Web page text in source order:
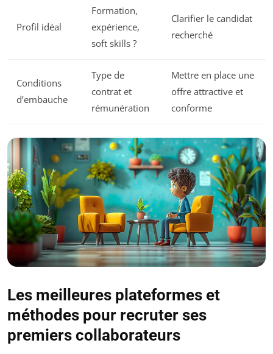
Profil idéal
Formation,
expérience,
soft skills ?
Clarifier le candidat
recherché
Conditions
d’embauche
Type de
contrat et
rémunération
Mettre en place une
offre attractive et
conforme
Les meilleures plateformes et
méthodes pour recruter ses
premiers collaborateurs